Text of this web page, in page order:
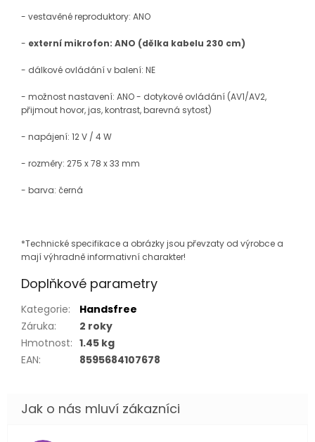
- vestavěné reproduktory: ANO
- externí mikrofon: ANO (dělka kabelu 230 cm)
- dálkové ovládání v balení: NE
- možnost nastavení: ANO - dotykové ovládání (AV1/AV2,
přijmout hovor, jas, kontrast, barevná sytost)
- napájení: 12 V / 4 W
- rozměry: 275 x 78 x 33 mm
- barva: černá
*Technické specifikace a obrázky jsou převzaty od výrobce a
mají výhradně informativní charakter!
Doplňkové parametry
Kategorie:
Handsfree
Záruka:
2 roky
Hmotnost: 1.45 kg
EAN: 8595684107678